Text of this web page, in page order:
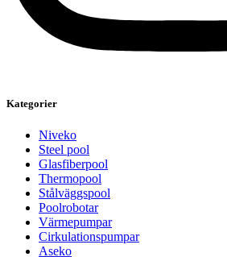
Kategorier
Niveko
Steel pool
Glasfiberpool
Thermopool
Stålväggspool
Poolrobotar
Värmepumpar
Cirkulationspumpar
Aseko